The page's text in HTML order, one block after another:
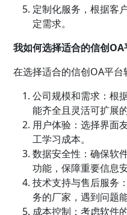
定制化服务，根据客
定需求。
我如何选择适合的信创OA
在选择适合的信创OA平台
公司规模和需求：根
能齐全且灵活可扩展的
用户体验：选择界面
工学习成本。
数据安全性：确保软
功能，保障重要信息安
技术支持与售后服务
务的厂家，遇到问题
成本控制：考虑软件